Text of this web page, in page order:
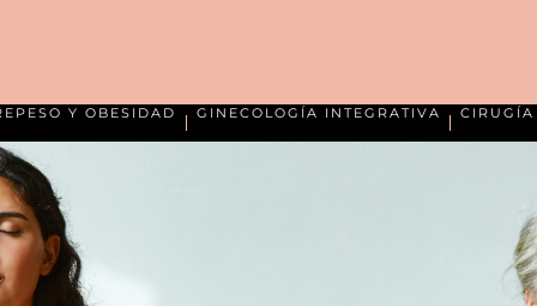
Y OBESIDAD GINECOLOGÍA INTEGRATIVA